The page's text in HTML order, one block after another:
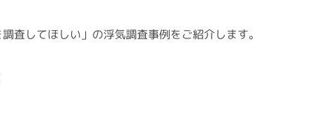
査してほしい」の浮気調査事例をご紹介します。